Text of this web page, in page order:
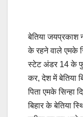
बेतिया जयप्रकाश
के रहने वाले एमके
स्टेट अंडर 14 के
कर, देश में बेतिया
पिता एमके सिन्हा
बिहार के बेतिया